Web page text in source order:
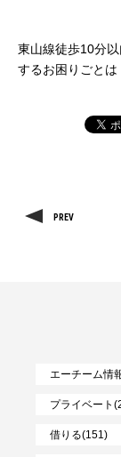
東山線徒歩10分
するお困りごとは
PREV
エーチーム情
プライベート
借りる(151)